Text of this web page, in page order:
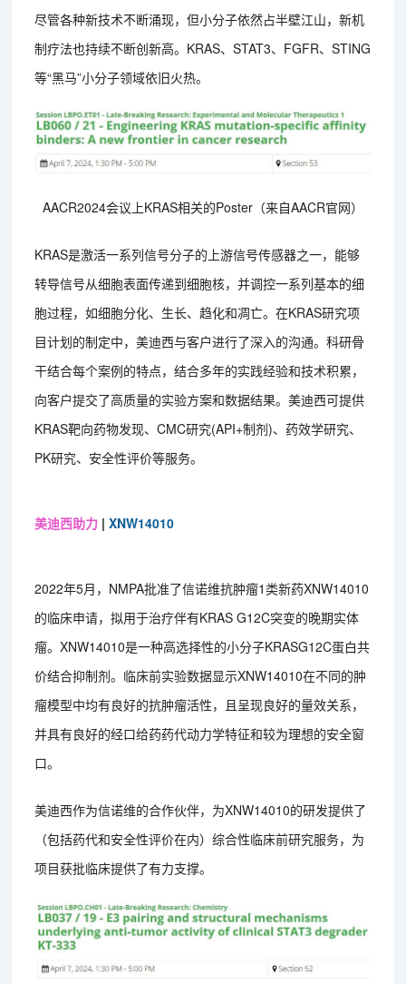
尽管各种新技术不断涌现，但小分子依然占半壁江山，新机
制疗法也持续不断创新高。KRAS、STAT3、FGFR、STING
等“黑马”小分子领域依旧火热。
AACR2024会议上KRAS相关的Poster（来自AACR官网）
KRAS是激活一系列信号分子的上游信号传感器之一，能够
转导信号从细胞表面传递到细胞核，并调控一系列基本的细
胞过程，如细胞分化、生长、趋化和凋亡。在KRAS研究项
目计划的制定中，美迪西与客户进行了深入的沟通。科研骨
干结合每个案例的特点，结合多年的实践经验和技术积累，
向客户提交了高质量的实验方案和数据结果。美迪西可提供
KRAS靶向药物发现、CMC研究(API+制剂)、药效学研究、
PK研究、安全性评价等服务。
美迪西助力 |XNW14010
2022年5月，NMPA批准了信诺维抗肿瘤1类新药XNW14010
的临床申请，拟用于治疗伴有KRAS G12C突变的晚期实体
瘤。XNW14010是一种高选择性的小分子KRASG12C蛋白共
价结合抑制剂。临床前实验数据显示XNW14010在不同的肿
瘤模型中均有良好的抗肿瘤活性，且呈现良好的量效关系，
并具有良好的经口给药药代动力学特征和较为理想的安全窗
口。
美迪西作为信诺维的合作伙伴，为XNW14010的研发提供了
（包括药代和安全性评价在内）综合性临床前研究服务，为
项目获批临床提供了有力支撑。